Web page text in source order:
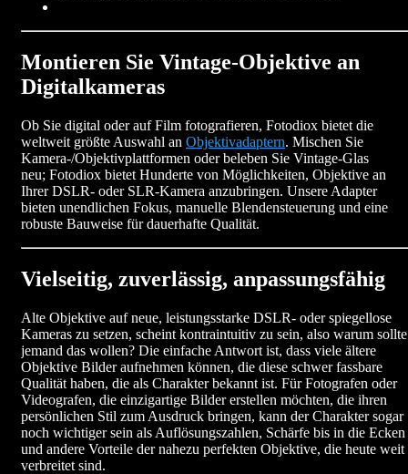
Montieren Sie Vintage-Objektive an
Digitalkameras
Ob Sie digital oder auf Film fotografieren, Fotodiox bietet die
weltweit größte Auswahl an Objektivadaptern. Mischen Sie
Kamera-/Objektivplattformen oder beleben Sie Vintage-Glas
neu; Fotodiox bietet Hunderte von Möglichkeiten, Objektive an
Ihrer DSLR- oder SLR-Kamera anzubringen. Unsere Adapter
bieten unendlichen Fokus, manuelle Blendensteuerung und eine
robuste Bauweise für dauerhafte Qualität.
Vielseitig, zuverlässig, anpassungsfähig
Alte Objektive auf neue, leistungsstarke DSLR- oder spiegellose
Kameras zu setzen, scheint kontraintuitiv zu sein, also warum sollte
jemand das wollen? Die einfache Antwort ist, dass viele ältere
Objektive Bilder aufnehmen können, die diese schwer fassbare
Qualität haben, die als Charakter bekannt ist. Für Fotografen oder
Videografen, die einzigartige Bilder erstellen möchten, die ihren
persönlichen Stil zum Ausdruck bringen, kann der Charakter sogar
noch wichtiger sein als Auflösungszahlen, Schärfe bis in die Ecken
und andere Vorteile der nahezu perfekten Objektive, die heute weit
verbreitet sind.